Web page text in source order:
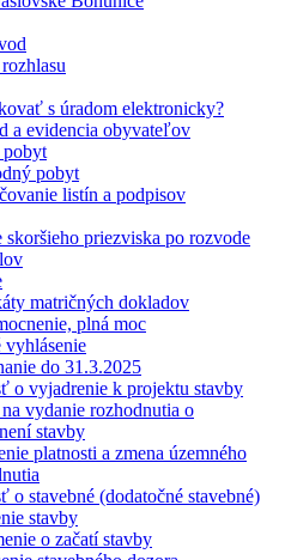
s úradom elektronicky?
a evidencia obyvateľov
pobyt
listín a podpisov
skoršieho priezviska po rozvode
matričných dokladov
plná moc
vyhlásenie
do 31.3.2025
o vyjadrenie k projektu stavby
vydanie rozhodnutia o
stavby
platnosti a zmena územného
o stavebné (dodatočné stavebné)
stavby
o začatí stavby